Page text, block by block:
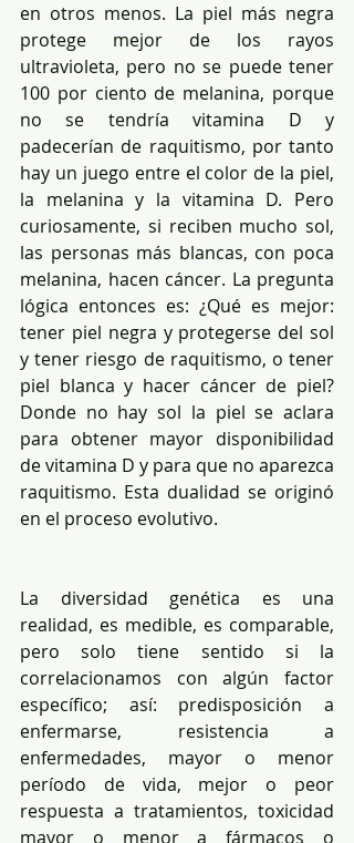
en otros menos. La piel más negra
protege mejor de los rayos
ultravioleta, pero no se puede tener
100 por ciento de melanina, porque
no se tendría vitamina D y
padecerían de raquitismo, por tanto
hay un juego entre el color de la piel,
la melanina y la vitamina D. Pero
curiosamente, si reciben mucho sol,
las personas más blancas, con poca
melanina, hacen cáncer. La pregunta
lógica entonces es: ¿Qué es mejor:
tener piel negra y protegerse del sol
y tener riesgo de raquitismo, o tener
piel blanca y hacer cáncer de piel?
Donde no hay sol la piel se aclara
para obtener mayor disponibilidad
de vitamina D y para que no aparezca
raquitismo. Esta dualidad se originó
en el proceso evolutivo.
La diversidad genética es una
realidad, es medible, es comparable,
pero solo tiene sentido si la
correlacionamos con algún factor
específico; así: predisposición a
enfermarse, resistencia a
enfermedades, mayor o menor
período de vida, mejor o peor
respuesta a tratamientos, toxicidad
mayor o menor a fármacos o